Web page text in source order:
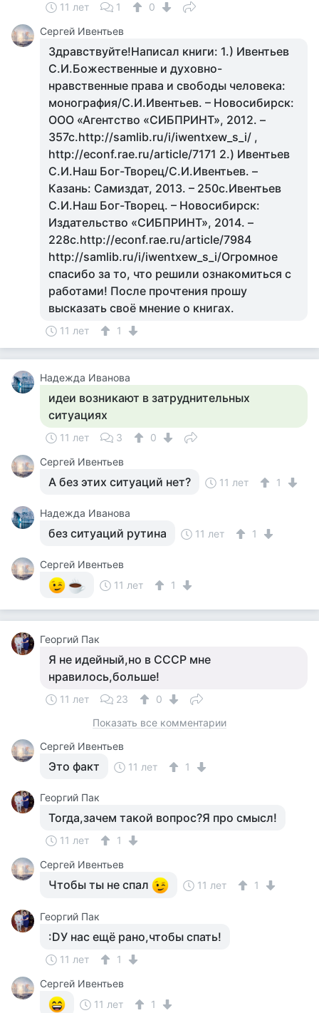
11 лет 1
0
Сергей Ивентьев
Здравствуйте!Написал книги: 1.) Ивентьев
С.И.Божественные и духовно-
нравственные права и свободы человека:
монография/С.И.Ивентьев. – Новосибирск:
ООО «Агентство «СИБПРИНТ», 2012. –
357с.http://samlib.ru/i/iwentxew_s_i/ ,
http://econf.rae.ru/article/7171 2.) Ивентьев
С.И.Наш Бог-Творец/С.И.Ивентьев. –
Казань: Самиздат, 2013. – 250с.Ивентьев
С.И.Наш Бог-Творец. – Новосибирск:
Издательство «СИБПРИНТ», 2014. –
228с.http://econf.rae.ru/article/7984
http://samlib.ru/i/iwentxew_s_i/Огромное
спасибо за то, что решили ознакомиться с
работами! После прочтения прошу
высказать своё мнение о книгах.
11 лет 1
Надежда Иванова
идеи возникают в затруднительных
ситуациях
11 лет 3
0
Сергей Ивентьев
А без этих ситуаций нет? 11 лет 1
Надежда Иванова
без ситуаций рутина 11 лет 1
Сергей Ивентьев
11 лет
1
Георгий Пак
Я не идейный,но в СССР мне
нравилось,больше!
11 лет 23
0
Показать все комментарии
Сергей Ивентьев
Это факт 11 лет 1
Георгий Пак
Тогда,зачем такой вопрос?Я про смысл!
11 лет
1
Сергей Ивентьев
Чтобы ты не спал 11 лет 1
Георгий Пак
:DУ нас ещё рано,чтобы спать!
11 лет
1
Сергей Ивентьев
11 лет
1